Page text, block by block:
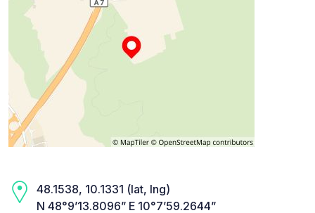
48.1538, 10.1331 (lat, lng)
N 48°9’13.8096” E 10°7’59.2644”